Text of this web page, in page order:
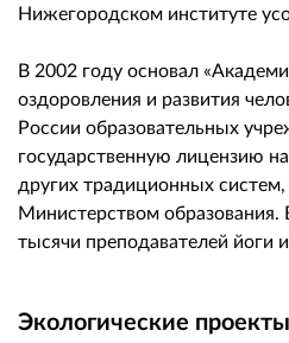
Нижегородском институте
В 2002 году основал
оздоровления и развития
России образовательных
государственную лицензию
других традиционных
Министерством образования.
тысячи преподавателей йоги
Экологические проекты